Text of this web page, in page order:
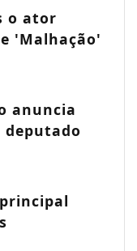
o ator
'Malhação'
anuncia